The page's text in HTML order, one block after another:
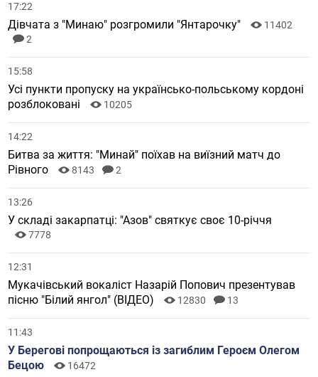
17:22
Дівчата з "Минаю" розгромили "Янтарочку"
11402
2
15:58
Усі пункти пропуску на українсько-польському кордоні
розблоковані
10205
14:22
Битва за життя: "Минай" поїхав на виїзний матч до
Рівного
8143 2
13:26
У складі закарпатці: "Азов" святкує своє 10-річчя
7778
12:31
Мукачівський вокаліст Назарій Попович презентував
пісню "Білий янгол" (ВІДЕО)
12830 13
11:43
У Берегові попрощаються із загиблим Героєм Олегом
Бецою
16472